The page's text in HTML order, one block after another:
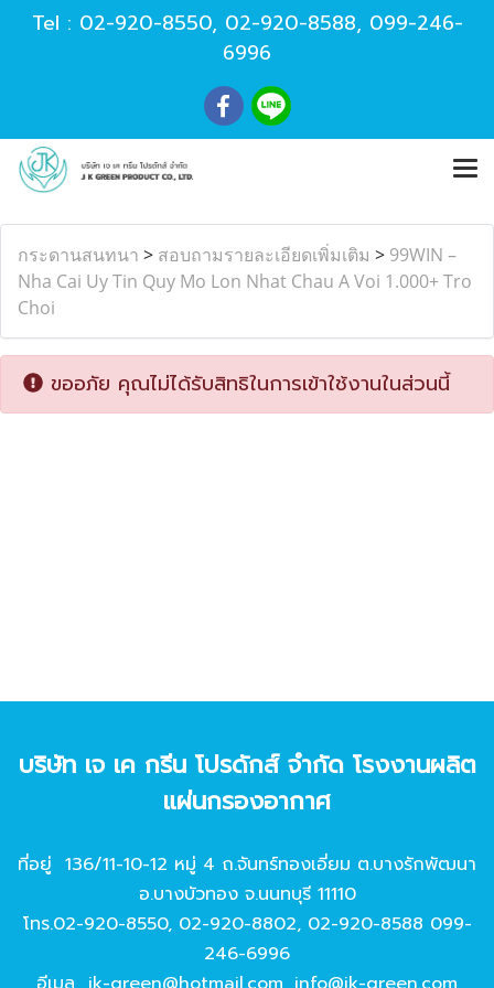
Tel : 02-920-8550, 02-920-8588, 099-246-
6996
กระดานสนทนา > สอบถามรายละเอียดเพิ่มเติม > 99WIN –
Nha Cai Uy Tin Quy Mo Lon Nhat Chau A Voi 1.000+ Tro
Choi
ขออภัย คุณไม่ได้รับสิทธิในการเข้าใช้งานในส่วนนี้
บริษัท เจ เค กรีน โปรดักส์ จํากัด โรงงานผลิต
แผ่นกรองอากาศ
ที่อยู่ 136/11-10-12 หมู่ 4 ถ.จันทร์ทองเอี่ยม ต.บางรักพัฒนา
อ.บางบัวทอง จ.นนทบุรี 11110
โทร.02-920-8550, 02-920-8802, 02-920-8588 099-
246-6996